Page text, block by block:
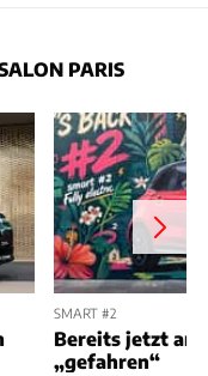
PARIS
SMART #2
Bereits jetzt an
„gefahren“